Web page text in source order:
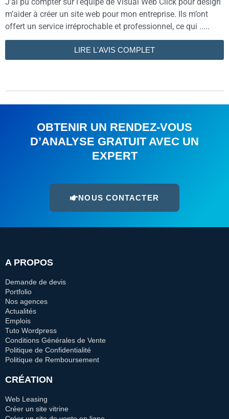
m’aider à créer un site web pour mon entreprise. Ils m’ont
offert un service irréprochable et professionnel, ce qui .....
LIRE L'AVIS COMPLET
OBTENIR UN RENDEZ-VOUS
D’ANALYSE GRATUIT AVEC UN
EXPERT
NOUS CONTACTER
A PROPOS
Demande de devis
Portfolio
Nos agences
Actualités
Emplois
Tuto Wordpress
Conditions Générales de Vente
Politique de Confidentialité
Politique de Remboursement
CRÉATION
Web Leasing
Créer un site vitrine